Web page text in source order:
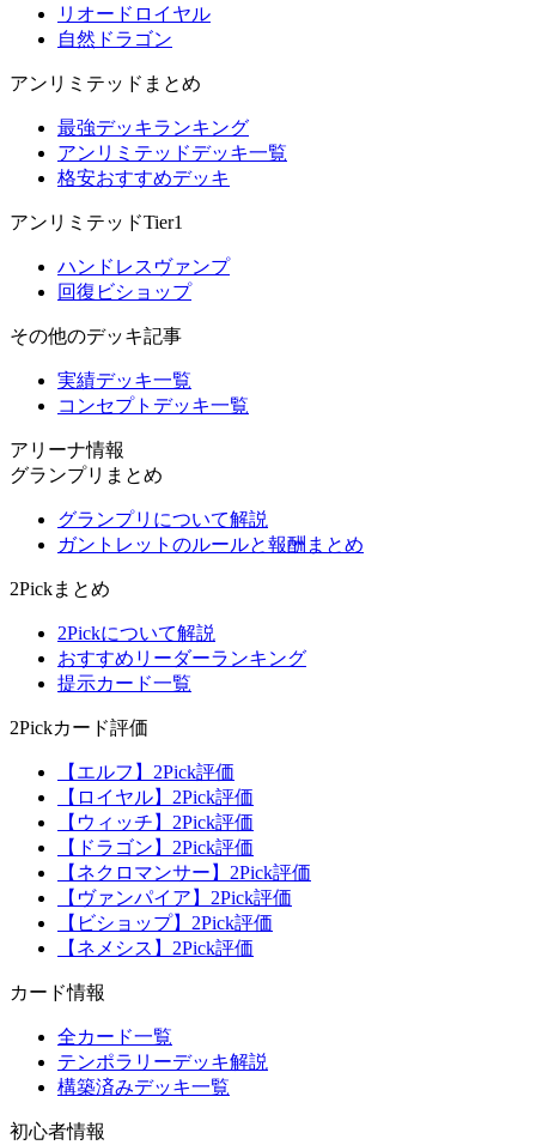
リオードロイヤル
自然ドラゴン
アンリミテッドまとめ
最強デッキランキング
アンリミテッドデッキ一覧
格安おすすめデッキ
アンリミテッドTier1
ハンドレスヴァンプ
回復ビショップ
その他のデッキ記事
実績デッキ一覧
コンセプトデッキ一覧
アリーナ情報
グランプリまとめ
グランプリについて解説
ガントレットのルールと報酬まとめ
2Pickまとめ
2Pickについて解説
おすすめリーダーランキング
提示カード一覧
2Pickカード評価
【エルフ】2Pick評価
【ロイヤル】2Pick評価
【ウィッチ】2Pick評価
【ドラゴン】2Pick評価
【ネクロマンサー】2Pick評価
【ヴァンパイア】2Pick評価
【ビショップ】2Pick評価
【ネメシス】2Pick評価
カード情報
全カード一覧
テンポラリーデッキ解説
構築済みデッキ一覧
初心者情報